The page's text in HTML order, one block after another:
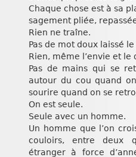
Chaque chose est à sa
sagement pliée,
Rien ne traîne.
Pas de mot doux laissé
Rien, même l’envie et
Pas de mains qui se
autour du cou quand
sourire quand on se
On est seule.
Seule avec un homme.
Un homme que l’on
couloirs, entre deux
étranger à force